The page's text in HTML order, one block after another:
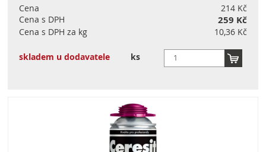
Cena
214 Kč
Cena s DPH
259 Kč
Cena s DPH za kg 10,36 Kč
skladem u dodavatele ks